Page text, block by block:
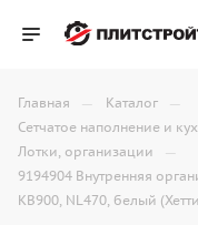
Главная — Каталог —
Сетчатое наполнение и
Лотки, организации —
9194904 Внутренняя
KB900, NL470, белый